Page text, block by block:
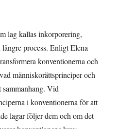
lag kallas inkorporering,
process. Enligt Elena
konventionerna och
människorättsprinciper och
sammanhang. Vid
i konventionerna för att
lagar följer dem och om det